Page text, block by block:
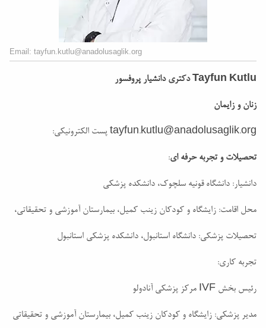
Email: tayfun.kutlu@anadolusaglik.org
Tayfun Kutlu دکتری دانشیار پروفسور
زنان و زایمان
tayfun.kutlu@anadolusaglik.org پست الکترونیکی:
تحصیلات و تجربه حرفه ای:
دانشیار: دانشگاه قونیه سلچوک، دانشکده پزشکی
محل اقامت: زایشگاه و کودکان زینب کمیل، بیمارستان آموزشی و تحقیقاتی،
تحصیلات پزشکی: دانشگاه استانبول، دانشکده پزشکی استانبول
تجربه کاری:
رئیس بخش IVF مرکز پزشکی آنادولو
مدیر پزشکی: زایشگاه و کودکان زینب کمیل، بیمارستان آموزشی و تحقیقاتی